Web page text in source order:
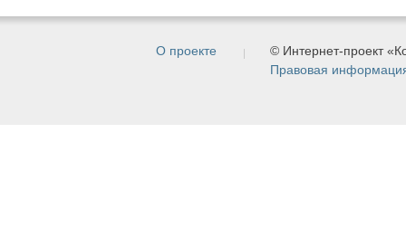
О проекте
© Интернет-проект
Правовая